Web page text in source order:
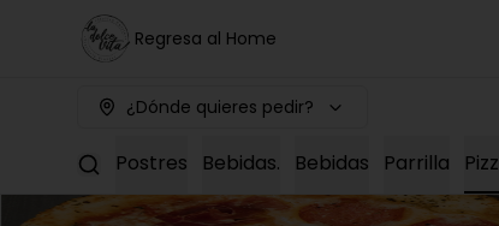
Regresa al Home
¿Dónde quieres pedir?
Postres Bebidas. Bebidas Parrilla